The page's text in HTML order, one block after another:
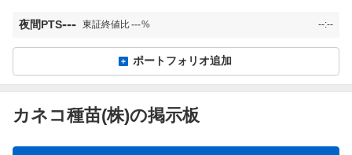
夜間PTS--- 東証終値比---% --:--
ポートフォリオ追加
カネコ種苗(株)の掲示板